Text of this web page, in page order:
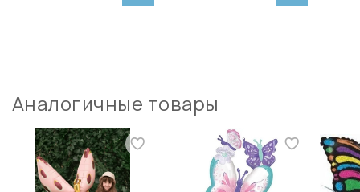
Аналогичные товары